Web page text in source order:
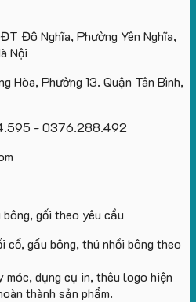
theo
cầu
Đô Nghĩa, Phường Yên Nghĩa,
Nội
Hòa, Phường 13. Quận Tân Bình,
- 0376.288.492
gấu bông, thú nhồi bông theo
dụng cụ in, thêu logo hiện
thành sản phẩm.